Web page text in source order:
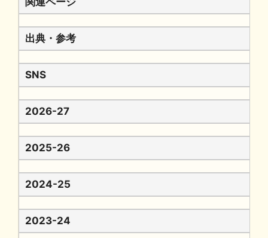
出典・参考
SNS
2026-27
2025-26
2024-25
2023-24